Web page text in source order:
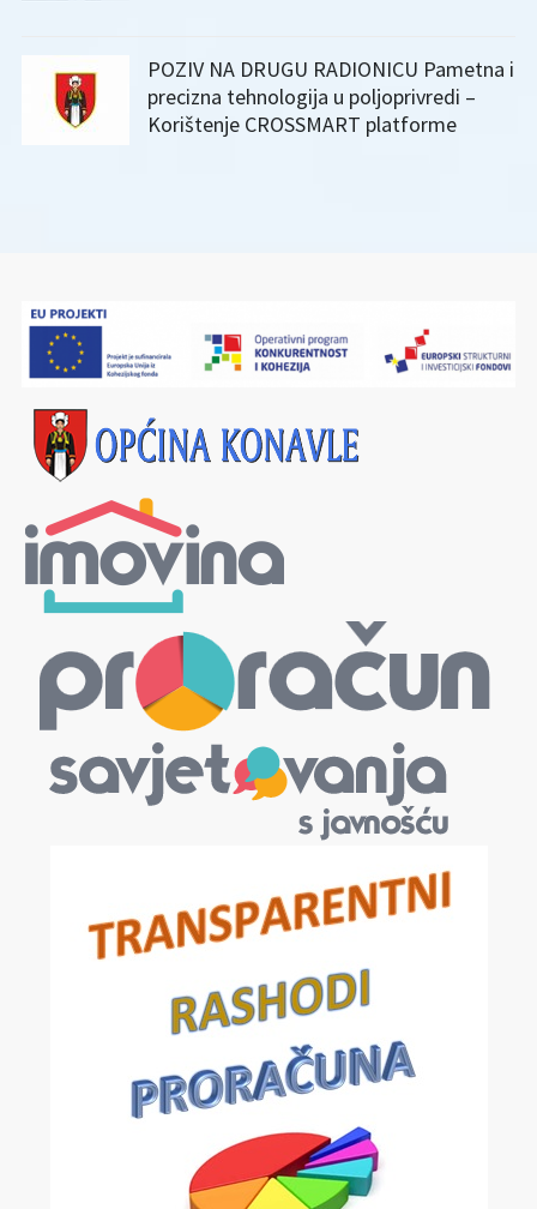
POZIV NA DRUGU RADIONICU Pametna i
precizna tehnologija u poljoprivredi –
Korištenje CROSSMART platforme